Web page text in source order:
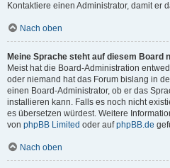
Kontaktiere einen Administrator, damit er
Nach oben
Meine Sprache steht auf diesem Board
Meist hat die Board-Administration
oder niemand hat das Forum bislang in
einen Board-Administrator, ob er das
installieren kann. Falls es noch nicht
es übersetzen würdest. Weitere
von phpBB Limited oder aufphpBB.de
Nach oben